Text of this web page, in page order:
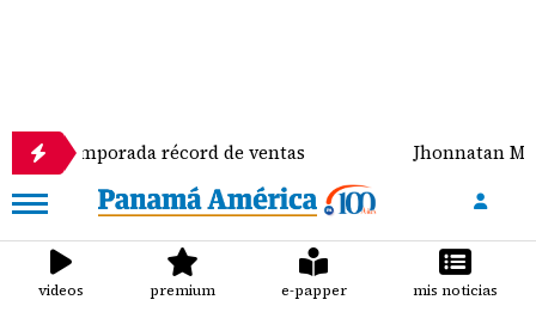
récord de ventas Jhonnatan Mora se
videos premium e-papper mis noticias